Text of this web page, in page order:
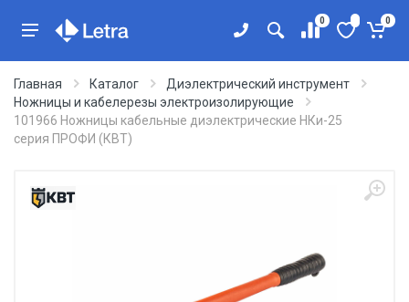
0 0
Главная Каталог
Диэлектрический инструмент
Ножницы и кабелерезы электроизолирующие
101966 Ножницы кабельные диэлектрические НКи-25
серия ПРОФИ (КВТ)